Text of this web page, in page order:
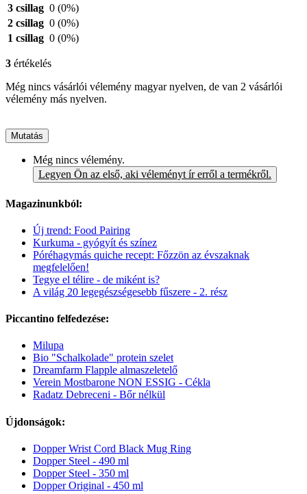
3 csillag 0 (0%)
2 csillag 0 (0%)
1 csillag 0 (0%)
3 értékelés
Még nincs vásárlói vélemény magyar nyelven, de van 2 vásárlói
vélemény más nyelven.
Mutatás
Még nincs vélemény.
Legyen Ön az első, aki véleményt ír erről a termékről.
Magazinunkból:
Új trend: Food Pairing
Kurkuma - gyógyít és színez
Póréhagymás quiche recept: Főzzön az évszaknak
megfelelően!
Tegye el télire - de miként is?
A világ 20 legegészségesebb fűszere - 2. rész
Piccantino felfedezése:
Milupa
Bio "Schalkolade" protein szelet
Dreamfarm Flapple almaszeletelő
Verein Mostbarone NON ESSIG - Cékla
Radatz Debreceni - Bőr nélkül
Újdonságok:
Dopper Wrist Cord Black Mug Ring
Dopper Steel - 490 ml
Dopper Steel - 350 ml
Dopper Original - 450 ml